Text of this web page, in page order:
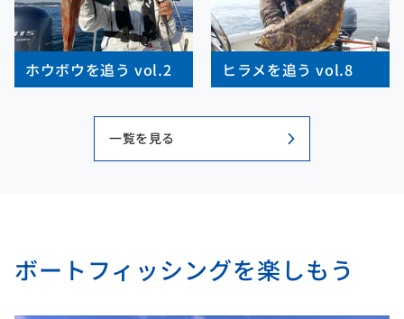
ホウボウを追う vol.2 ヒラメを追う vol.8
一覧を見る
ボートフィッシングを楽しもう